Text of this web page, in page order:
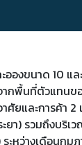
องขนาด 10 แล
กพื้นที่ตัวแทนข
ยและการค้า 2
ยา) รวมถึงบริเ
ะหว่างเดือนกุม